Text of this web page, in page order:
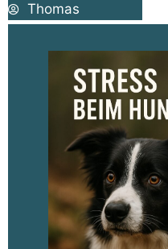
Thomas